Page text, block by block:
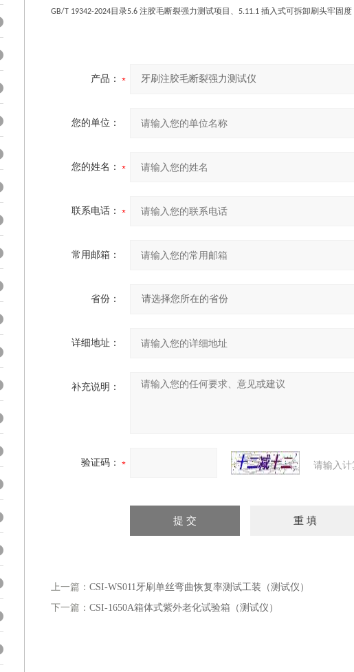
GB/T 19342-2024目录5.6 注胶毛断裂强力测试项目、 5.11.1 插入式可拆卸刷头牢固度
产品：
您的单位：
您的姓名：
联系电话：
常用邮箱：
省份：
详细地址：
补充说明：
验证码： 请输入
上一篇： CSI-WS011牙刷单丝弯曲恢复率测试工装（测试仪）
下一篇： CSI-1650A箱体式紫外老化试验箱（测试仪）